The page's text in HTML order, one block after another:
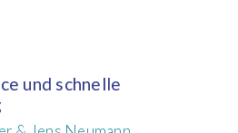
und schnelle